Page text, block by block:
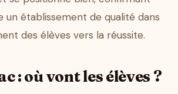
un établissement de qualité dans
des élèves vers la réussite.
: où vont les élèves ?